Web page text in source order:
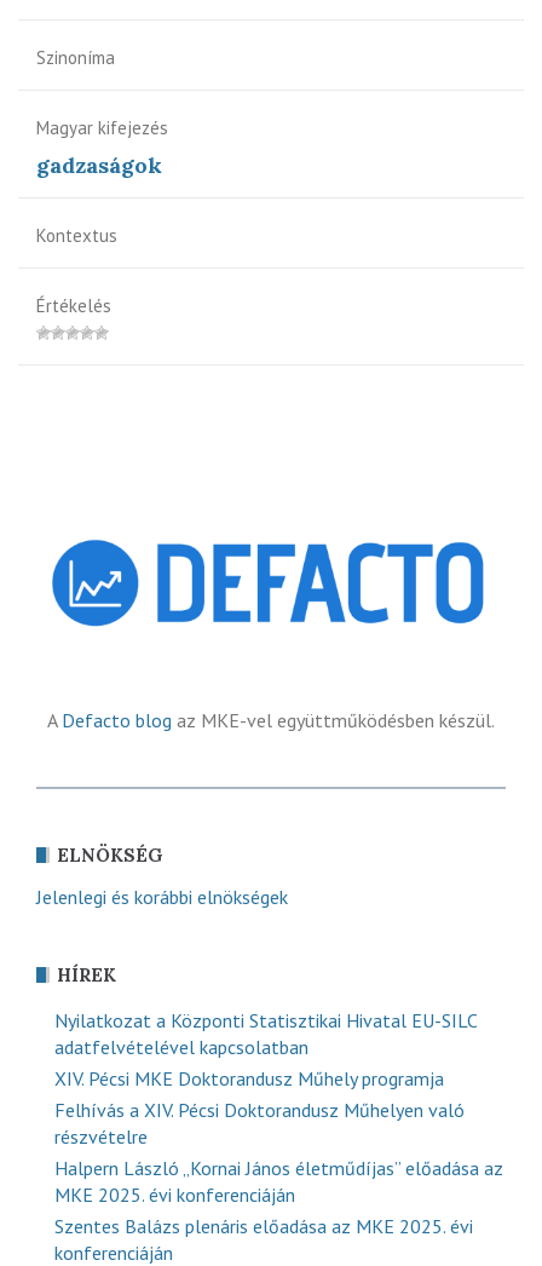
Szinoníma
Magyar kifejezés
gadzaságok
Kontextus
Értékelés
A Defacto blog az MKE-vel együttműködésben készül.
ELNÖKSÉG
Jelenlegi és korábbi elnökségek
HÍREK
Nyilatkozat a Központi Statisztikai Hivatal EU-SILC
adatfelvételével kapcsolatban
XIV. Pécsi MKE Doktorandusz Műhely programja
Felhívás a XIV. Pécsi Doktorandusz Műhelyen való
részvételre
Halpern László „Kornai János életműdíjas” előadása az
MKE 2025. évi konferenciáján
Szentes Balázs plenáris előadása az MKE 2025. évi
konferenciáján